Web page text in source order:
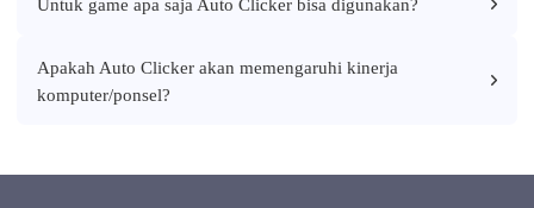
Untuk game apa saja Auto Clicker bisa digunakan?
Apakah Auto Clicker akan memengaruhi kinerja
komputer/ponsel?